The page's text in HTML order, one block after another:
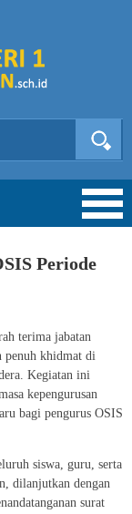
Periode
terima jabatan
penuh khidmat di
Kegiatan ini
kepengurusan
bagi pengurus OSIS
siswa, guru, serta
dilanjutkan dengan
surat